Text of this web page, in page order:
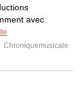
avec
Chroniquemusicale